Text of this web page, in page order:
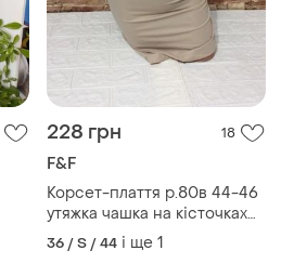
228 грн 18
F&F
Корсет-плаття р.80в 44-46
утяжка чашка на кісточках
на поролоні
36 / S / 44 і ще 1